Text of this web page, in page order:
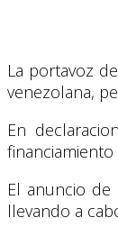
La portavoz
venezolana,
En
El anuncio
llevando a